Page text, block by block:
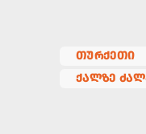
ᲗᲣᲠᲥᲔᲗᲘ
ᲥᲐᲚᲖᲔ